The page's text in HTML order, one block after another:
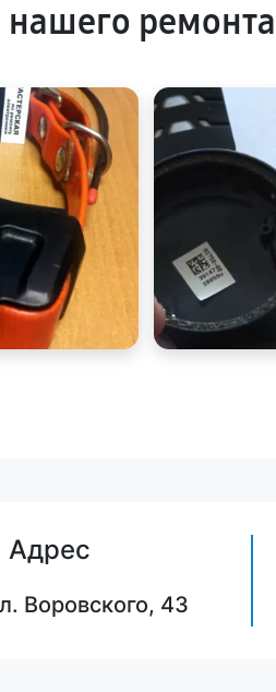
ремонта
Адрес
Воровского, 43